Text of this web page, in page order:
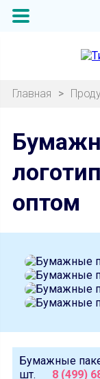
Главная >
оптом
Бумажные
шт.
8 (499)